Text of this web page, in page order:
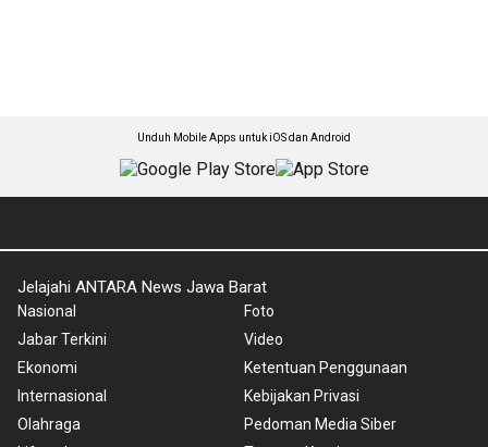
Unduh Mobile Apps untuk iOS dan Android
Jelajahi ANTARA News Jawa Barat
Nasional
Jabar Terkini
Ekonomi
Internasional
Olahraga
Foto
Video
Ketentuan Penggunaan
Kebijakan Privasi
Pedoman Media Siber